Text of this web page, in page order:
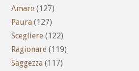
Amare (127)
Paura (127)
Scegliere (122)
Ragionare (119)
Saggezza (117)